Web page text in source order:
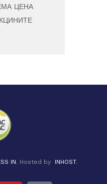
ЦЕНА
IN. Hosted by INHOST.